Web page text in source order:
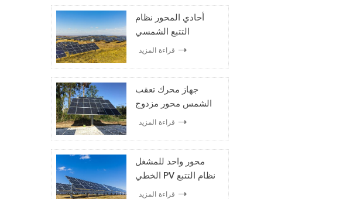
أحادي المحور نظام
التتبع الشمسي
الكهروضوئي
قراءة المزيد
جهاز محرك تعقب
الشمس محور مزدوج
نظام تعقب الطاقة
قراءة المزيد
محور واحد للمشغل
الخطي PV نظام التتبع
الشمسي
قراءة المزيد